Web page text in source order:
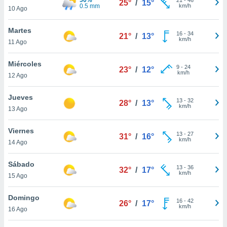
más
nuestra
y
de
disponible
cookies
aceptar
10 Ago
0.5 mm
25° / 15°
km/h
Martes
11 Ago
21° / 13° 16- 34
km/h
Miércoles
12 Ago
23° / 12° 9- 24
km/h
Jueves
13 Ago
28° / 13° 13- 32
km/h
Viernes
14 Ago
31° / 16° 13- 27
km/h
Sábado
15 Ago
32° / 17° 13- 36
km/h
Domingo
16 Ago
26° / 17° 16- 42
km/h